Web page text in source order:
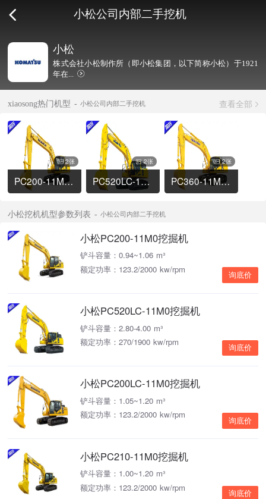
小松公司内部二手挖机
小松
株式会社小松制作所（即小松集团，以下简称小松）于1921
年在...
xiaosong热门机型 小松公司内部二手挖机 查看全部
2张
PC200-11M0挖掘机
2张
PC520LC-11M0挖掘机
2张
PC360-11M0挖掘机
小松挖机机型参数列表 小松公司内部二手挖机
小松PC200-11M0挖掘机
铲斗容量：0.94~1.06 m³
额定功率：123.2/2000 kw/rpm
询底价
小松PC520LC-11M0挖掘机
铲斗容量：2.80-4.00 m³
额定功率：270/1900 kw/rpm
询底价
小松PC200LC-11M0挖掘机
铲斗容量：1.05~1.20 m³
额定功率：123.2/2000 kw/rpm
询底价
小松PC210-11M0挖掘机
铲斗容量：1.00~1.20 m³
额定功率：123.2/2000 kw/rpm
询底价